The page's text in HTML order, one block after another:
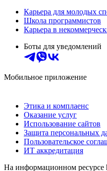
Карьера для молодых
Школа программистов
Карьера в
Боты для уведомлений
Мобильное приложение
Этика и комплаенс
Оказание услуг
Использование сайтов
Защита персональных
Пользовательское
ИТ аккредитация
На информационном ресурсе